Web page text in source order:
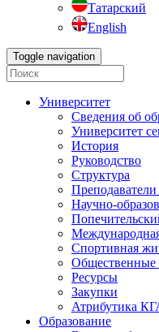
Татарский
English
Toggle navigation
Университет
Сведения об
Университет
История
Руководство
Структура
Научно-
Спортивная
Общественные
Ресурсы
Закупки
Атрибутика
Образование